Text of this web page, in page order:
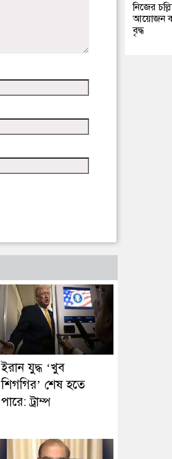
ইরান যুদ্ধ ‘খুব
শিগগির’ শেষ হতে
পারে: ট্রাম্প
নিজের
আয়োজন
বৃদ্ধ